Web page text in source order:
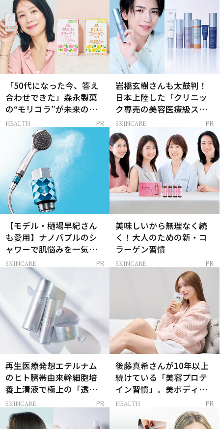
「50代になった今、答え
合わせできた」森永製菓
の“モリコラ”が未来のキ
レイを連れてくる！
HEALTH PR
岩橋玄樹さんも太鼓判！
日本上陸した「クリニッ
ク専売の美容医療級スキ
ンケア」
SKINCARE PR
【モデル・樋場早紀さん
も愛用】ナノバブルのシ
ャワーで肌悩みを一気に
解決
SKINCARE PR
美味しいから無理なく続
く！大人のための新・コ
ラーゲン習慣
SKINCARE PR
再生医療発想エテルナム
のヒト臍帯由来幹細胞培
養上清液で極上の「透明
感ハリ肌」へ
SKINCARE PR
後藤真希さんが10年以上
続けている「美容プロテ
イン習慣」。美ボディを
支える朝ルーティンと
HEALTH PR